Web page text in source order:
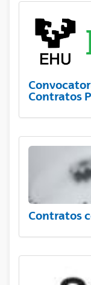
Contratos
Contratos